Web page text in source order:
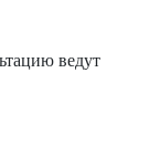
ведут